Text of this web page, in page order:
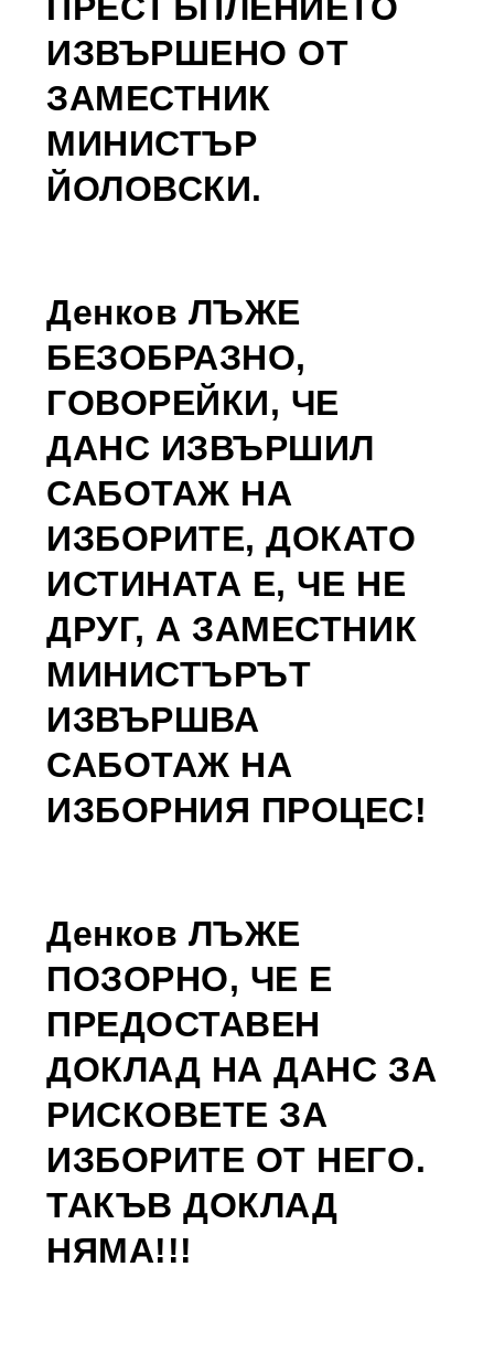
ИЗВЪРШЕНО ОТ
ЗАМЕСТНИК
МИНИСТЪР
ЙОЛОВСКИ.
Денков ЛЪЖЕ
БЕЗОБРАЗНО,
ГОВОРЕЙКИ, ЧЕ
ДАНС ИЗВЪРШИЛ
САБОТАЖ НА
ИЗБОРИТЕ, ДОКАТО
ИСТИНАТА Е, ЧЕ НЕ
ДРУГ, А ЗАМЕСТНИК
МИНИСТЪРЪТ
ИЗВЪРШВА
САБОТАЖ НА
ИЗБОРНИЯ ПРОЦЕС!
Денков ЛЪЖЕ
ПОЗОРНО, ЧЕ Е
ПРЕДОСТАВЕН
ДОКЛАД НА ДАНС ЗА
РИСКОВЕТЕ ЗА
ИЗБОРИТЕ ОТ НЕГО.
ТАКЪВ ДОКЛАД
НЯМА!!!